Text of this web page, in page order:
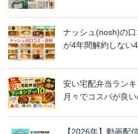
ナッシュ(nosh)の
が4年間解約しない
安い宅配弁当ラン
月々でコスパが良
【2026年】動画配